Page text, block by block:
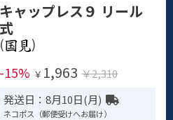
キャップレス９ リール
式
(
)
-15% ￥ 1,963 ￥2,310
発送日：8月10日(月)
ネコポス（郵便受けへお届け）